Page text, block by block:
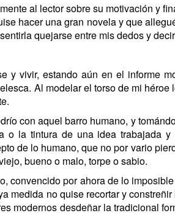
al lector sobre su motivación y
hacer una gran novela y que
quejarse entre mis dedos y
y vivir, estando aún en el informe
Al modelar el torso de mi
con aquel barro humano, y
o la tintura de una idea trabajada
de lo humano, que no por vario
bueno o malo, torpe o sabio.
convencido por ahora de lo
medida no quise recortar y
modernos desdeñar la tradicional